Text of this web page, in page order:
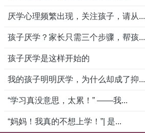
厌学心理频繁出现，关注孩子，请从...
孩子厌学？家长只需三个步骤，帮孩...
孩子厌学是这样开始的
我的孩子明明厌学，为什么却成了抑...
“学习真没意思，太累！” ——我...
“妈妈！我真的不想上学！”| 是...